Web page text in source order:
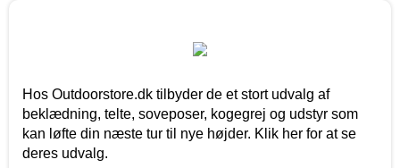
Hos Outdoorstore.dk tilbyder de et stort udvalg af
beklædning, telte, soveposer, kogegrej og udstyr som
kan løfte din næste tur til nye højder. Klik her for at se
deres udvalg.